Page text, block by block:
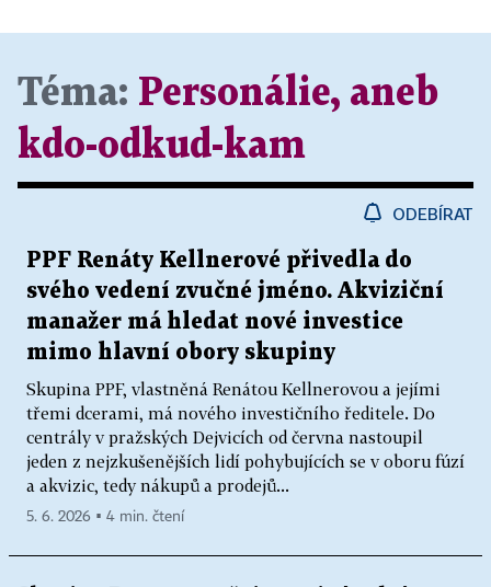
Téma: Personálie, aneb
kdo-odkud-kam
ODEBÍRAT
PPF Renáty Kellnerové přivedla do
svého vedení zvučné jméno. Akviziční
manažer má hledat nové investice
mimo hlavní obory skupiny
Skupina PPF, vlastněná Renátou Kellnerovou a jejími
třemi dcerami, má nového investičního ředitele. Do
centrály v pražských Dejvicích od června nastoupil
jeden z nejzkušenějších lidí pohybujících se v oboru fúzí
a akvizic, tedy nákupů a prodejů...
5. 6. 2026 ▪ 4 min. čtení